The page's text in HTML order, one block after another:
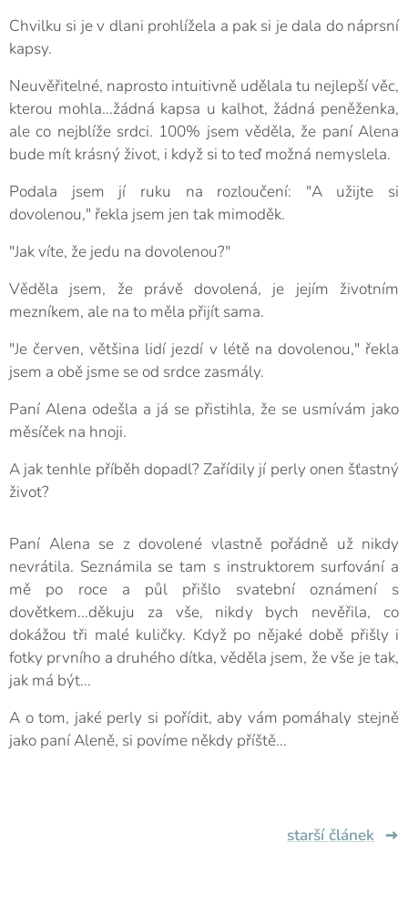
Chvilku si je v dlani prohlížela a pak si je dala do náprsní
kapsy.
Neuvěřitelné, naprosto intuitivně udělala tu nejlepší věc,
kterou mohla...žádná kapsa u kalhot, žádná peněženka,
ale co nejblíže srdci. 100% jsem věděla, že paní Alena
bude mít krásný život, i když si to teď možná nemyslela.
Podala jsem jí ruku na rozloučení: "A užijte si
dovolenou," řekla jsem jen tak mimoděk.
"Jak víte, že jedu na dovolenou?"
Věděla jsem, že právě dovolená, je jejím životním
mezníkem, ale na to měla přijít sama.
"Je červen, většina lidí jezdí v létě na dovolenou," řekla
jsem a obě jsme se od srdce zasmály.
Paní Alena odešla a já se přistihla, že se usmívám jako
měsíček na hnoji.
A jak tenhle příběh dopadl? Zařídily jí perly onen šťastný
život?
Paní Alena se z dovolené vlastně pořádně už nikdy
nevrátila. Seznámila se tam s instruktorem surfování a
mě po roce a půl přišlo svatební oznámení s
dovětkem...děkuju za vše, nikdy bych nevěřila, co
dokážou tři malé kuličky. Když po nějaké době přišly i
fotky prvního a druhého dítka, věděla jsem, že vše je tak,
jak má být...
A o tom, jaké perly si pořídit, aby vám pomáhaly stejně
jako paní Aleně, si povíme někdy příště...
starší článek